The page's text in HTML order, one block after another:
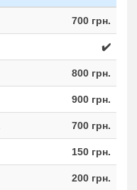
700 грн.
✔️
800 грн.
900 грн.
700 грн.
150 грн.
200 грн.